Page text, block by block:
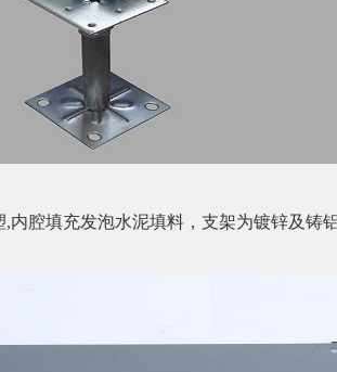
腔填充发泡水泥填料，支架为镀锌及铸